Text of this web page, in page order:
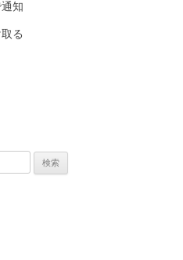
知
る